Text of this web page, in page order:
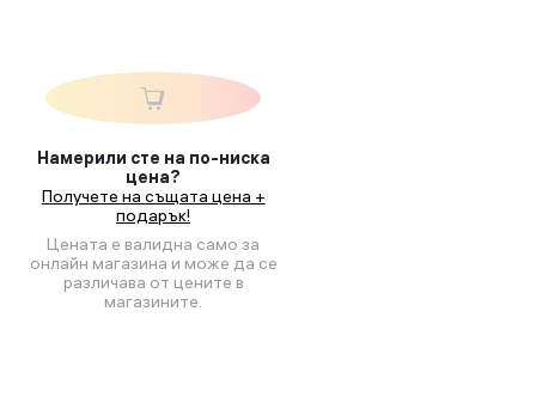
Намерили сте на по-ниска
цена?
Получете на същата цена +
подарък!
Цената е валидна само за
онлайн магазина и може да се
различава от цените в
магазините.